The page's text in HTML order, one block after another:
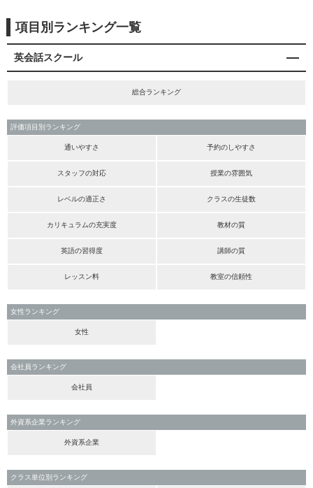
項目別ランキング一覧
英会話スクール
総合ランキング
評価項目別ランキング
通いやすさ 予約のしやすさ
スタッフの対応 授業の雰囲気
レベルの適正さ クラスの生徒数
カリキュラムの充実度 教材の質
英語の習得度 講師の質
レッスン料 教室の信頼性
女性ランキング
女性
会社員ランキング
会社員
外資系企業ランキング
外資系企業
クラス単位別ランキング